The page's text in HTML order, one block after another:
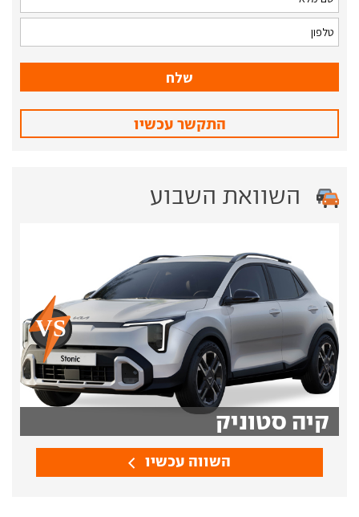
התקשר עכשיו
השוואת השבוע
קיה סטוניק
השווה עכשיו